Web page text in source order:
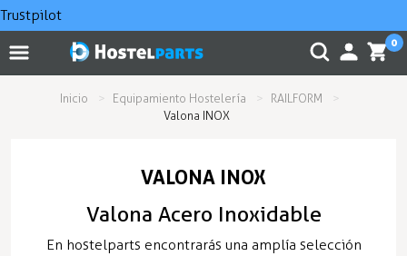
Trustpilot
0
Inicio Equipamiento Hostelería
RAILFORM
Valona INOX
VALONA INOX
Valona Acero Inoxidable
En hostelparts encontrarás una amplía selección